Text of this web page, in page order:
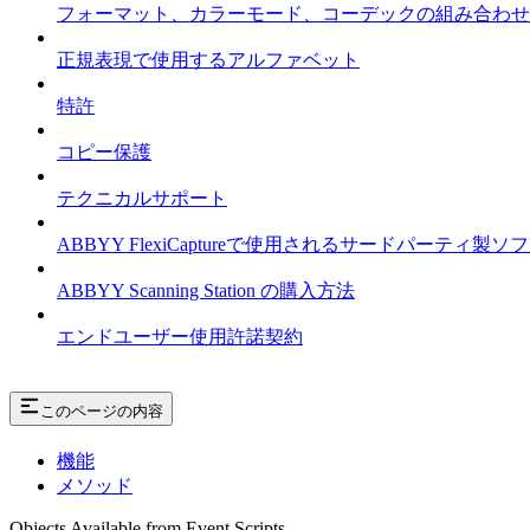
フォーマット、カラーモード、コーデックの組み合わせ
正規表現で使用するアルファベット
特許
コピー保護
テクニカルサポート
ABBYY FlexiCaptureで使用されるサードパーティ製ソ
ABBYY Scanning Station の購入方法
エンドユーザー使用許諾契約
このページの内容
機能
メソッド